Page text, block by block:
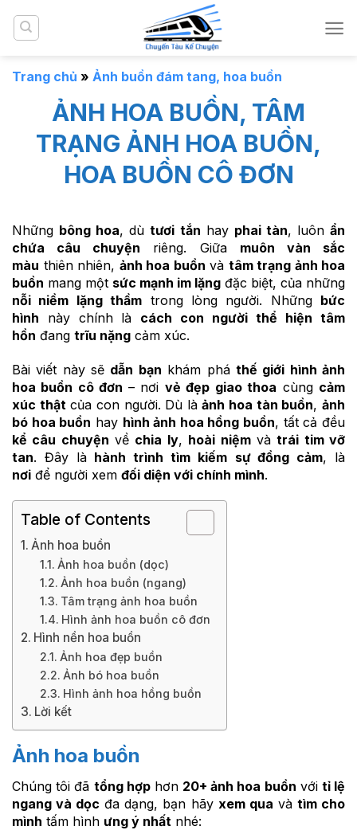
qua
dungTrang chủ » Ảnh buồn đám tang, hoa buồn
ẢNH HOA BUỒN, TÂM
TRẠNG ẢNH HOA BUỒN,
HOA BUỒN CÔ ĐƠN
Những bông hoa, dùtươi tắn hay phai tàn, luônẩn
chứa câu chuyện riêng. Giữa muôn vàn sắc
màu thiên nhiên, ảnh hoa buồn và tâm trạng ảnh hoa
buồn mang một sức mạnh im lặng đặc biệt, của những
nỗi niềm lặng thầm trong lòng người. Những bức
hình này chính là cách con người thể hiện tâm
hồn đang trĩu nặng cảm xúc.
Bài viết này sẽ dẫn bạn khám phá thế giới hình ảnh
hoa buồn cô đơn – nơi vẻ đẹp giao thoa cùng cảm
xúc thật của con người. Dù làảnh hoa tàn buồn,ảnh
bó hoa buồn hay hình ảnh hoa hồng buồn, tất cả đều
kể câu chuyện về chia ly, hoài niệmvàtrái tim vỡ
tan. Đây là hành trình tìm kiếm sự đồng cảm, là
nơi để người xem đối diện với chính mình.
Table of Contents
Ảnh hoa buồn
Ảnh hoa buồn (dọc)
Ảnh hoa buồn (ngang)
Tâm trạng ảnh hoa buồn
Hình ảnh hoa buồn cô đơn
Hình nền hoa buồn
Ảnh hoa đẹp buồn
Ảnh bó hoa buồn
Hình ảnh hoa hồng buồn
Lời kết
Ảnh hoa buồn
Chúng tôi đã tổng hợphơn 20+ ảnh hoa buồn với tỉ lệ
ngang và dọc đa dạng, bạn hãy xem qua và tìm cho
mình tấm hình ưng ý nhất nhé: